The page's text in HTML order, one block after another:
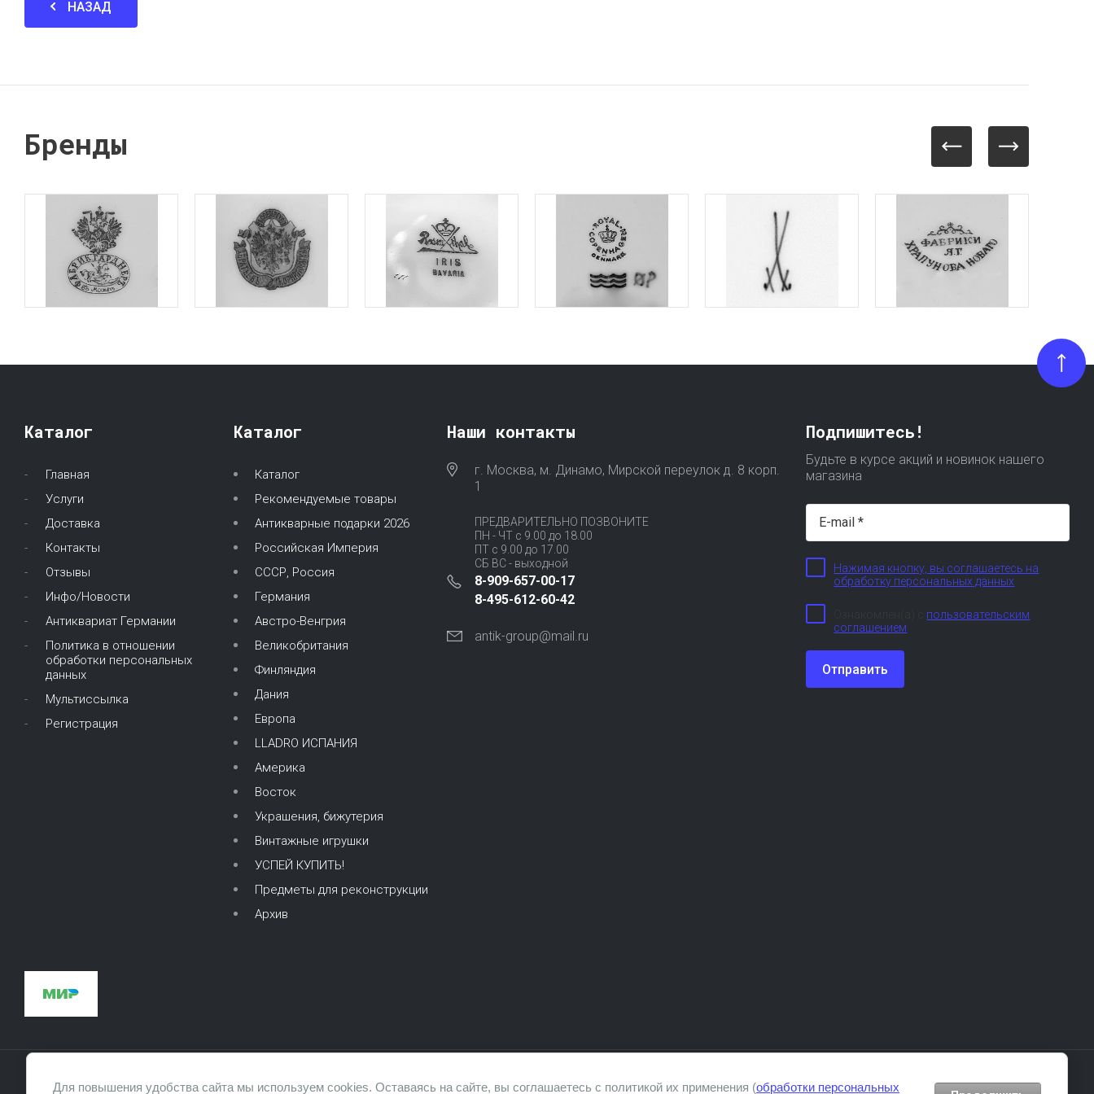
НАЗАД
Бренды
Каталог
Главная
Услуги
Доставка
Контакты
Отзывы
Инфо/Новости
Антиквариат Германии
Политика в отношении
обработки персональных
данных
Мультиссылка
Регистрация
Каталог
Каталог
Рекомендуемые товары
Антикварные подарки 2026
Российская Империя
СССР, Россия
Германия
Австро-Венгрия
Великобритания
Финляндия
Дания
Европа
LLADRO ИСПАНИЯ
Америка
Восток
Украшения, бижутерия
Винтажные игрушки
УСПЕЙ КУПИТЬ!
Предметы для реконструкции
Архив
Наши контакты
г. Москва, м. Динамо, Мирской переулок д. 8 корп.
1
ПРЕДВАРИТЕЛЬНО ПОЗВОНИТЕ
ПН - ЧТ с 9.00 до 18.00
ПТ с 9.00 до 17.00
СБ ВС - выходной
8-909-657-00-17
8-495-612-60-42
antik-group@mail.ru
Подпишитесь!
Будьте в курсе акций и новинок нашего
магазина
Нажимая кнопку, вы соглашаетесь на
обработку персональных данных
пользовательским
соглашением
Отправить
Для повышения удобства сайта мы используем cookies. Оставаясь на сайте, вы соглашаетесь с политикой их применения (обработки персональных